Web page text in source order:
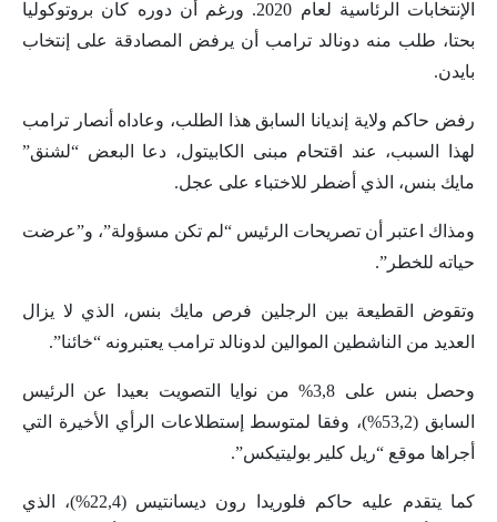
الإنتخابات الرئاسية لعام 2020. ورغم أن دوره كان بروتوكوليا
بحتا، طلب منه دونالد ترامب أن يرفض المصادقة على إنتخاب
بايدن.
رفض حاكم ولاية إنديانا السابق هذا الطلب، وعاداه أنصار ترامب
لهذا السبب، عند اقتحام مبنى الكابيتول، دعا البعض “لشنق”
مايك بنس، الذي أضطر للاختباء على عجل.
ومذاك اعتبر أن تصريحات الرئيس “لم تكن مسؤولة”، و”عرضت
حياته للخطر”.
وتقوض القطيعة بين الرجلين فرص مايك بنس، الذي لا يزال
العديد من الناشطين الموالين لدونالد ترامب يعتبرونه “خائنا”.
وحصل بنس على 3,8% من نوايا التصويت بعيدا عن الرئيس
السابق (53,2%)، وفقا لمتوسط إستطلاعات الرأي الأخيرة التي
أجراها موقع “ريل كلير بوليتيكس”.
كما يتقدم عليه حاكم فلوريدا رون ديسانتيس (22,4%)، الذي